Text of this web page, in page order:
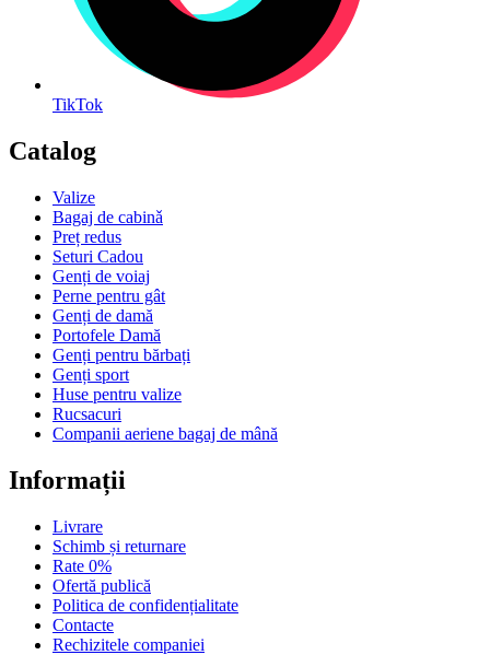
TikTok
Catalog
Valize
Bagaj de cabinǎ
Preț redus
Seturi Cadou
Genți de voiaj
Perne pentru gât
Genți de damă
Portofele Damă
Genți pentru bărbați
Genți sport
Huse pentru valize
Rucsacuri
Companii aeriene bagaj de mână
Informații
Livrare
Schimb și returnare
Rate 0%
Ofertă publică
Politica de confidențialitate
Contacte
Rechizitele companiei